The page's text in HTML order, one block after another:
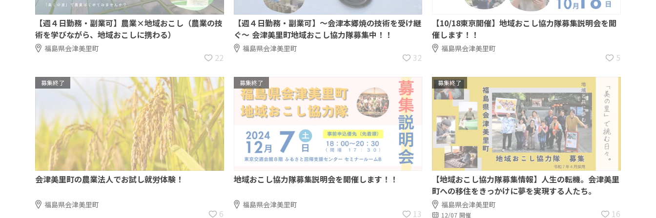
【週４日勤務・副業可】農業×地域おこし（農業の技
術を学びながら、地域おこしに携わる）
福島県会津美里町
22
【週４日勤務・副業可】～会津本郷焼の技術を受け継
ぐ～ 会津美里町地域おこし協力隊募集中！！
福島県会津美里町
32
【10/18東京開催】地域おこし協力隊募集説明会を開
催します！！
福島県会津美里町
5
募集終了
会津美里町の農業法人でお試し就労体験！
福島県会津美里町
6
募集終了
地域おこし協力隊募集説明会を開催します！！
福島県会津美里町
13
募集終了
【地域おこし協力隊募集情報】人生の転機。会津美里
町への移住をきっかけに夢を実現する人たち。
福島県会津美里町
12/07 開催 16